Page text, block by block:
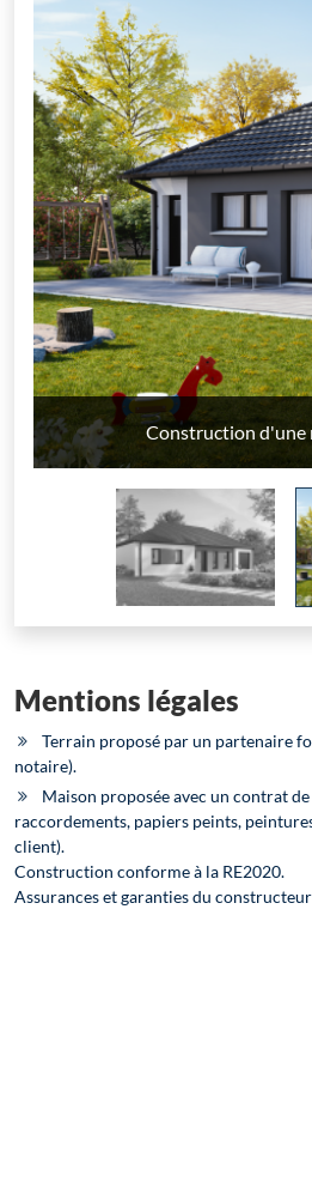
Construction d'une
Construction d'une
Mentions légales
Terrain proposé par un partenaire
notaire).
Maison proposée avec un contrat
raccordements, papiers peints,
client).
Construction conforme à la RE2020.
Assurances et garanties du